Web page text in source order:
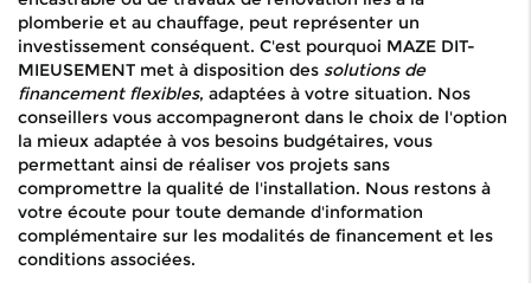
plomberie et au chauffage, peut représenter un
investissement conséquent. C'est pourquoi MAZE DIT-
MIEUSEMENT met à disposition des solutions de
financement flexibles, adaptées à votre situation. Nos
conseillers vous accompagneront dans le choix de l'option
la mieux adaptée à vos besoins budgétaires, vous
permettant ainsi de réaliser vos projets sans
compromettre la qualité de l'installation. Nous restons à
votre écoute pour toute demande d'information
complémentaire sur les modalités de financement et les
conditions associées.